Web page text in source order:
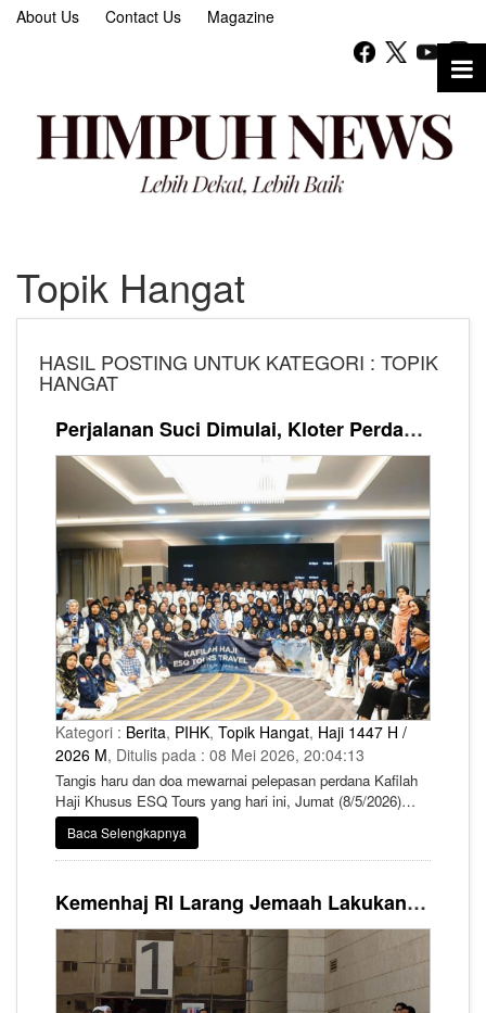
About Us Contact Us Magazine
Topik Hangat
HASIL POSTING UNTUK KATEGORI : TOPIK
HANGAT
Perjalanan Suci Dimulai, Kloter Perdana Kafilah Haji ESQ Tours Diberangkatkan ke Tanah Suci
Kategori : Berita, PIHK, Topik Hangat, Haji 1447 H /
2026 M, Ditulis pada : 08 Mei 2026, 20:04:13
Tangis haru dan doa mewarnai pelepasan perdana Kafilah
Haji Khusus ESQ Tours yang hari ini, Jumat (8/5/2026)
akhirnya resmi diberangkatkan menuju Tanah Suci.
Baca Selengkapnya
Kemenhaj RI Larang Jemaah Lakukan City Tour Sebelum Puncak Haji Armuzna